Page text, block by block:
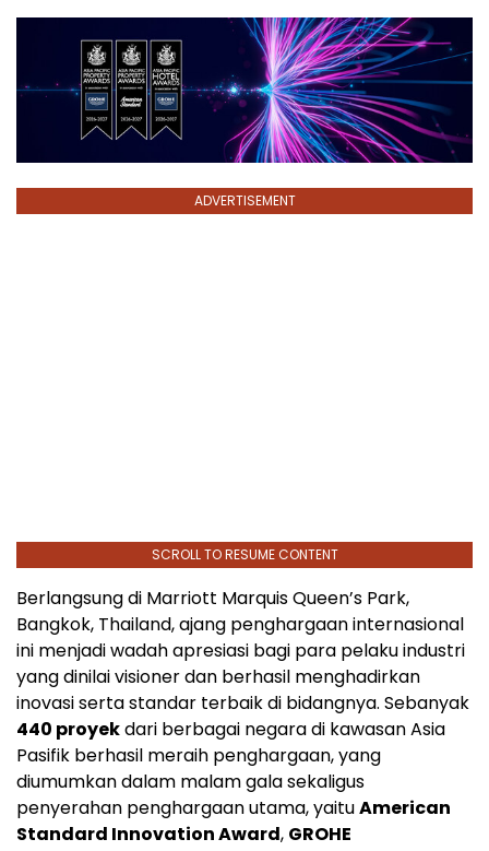
ADVERTISEMENT
SCROLL TO RESUME CONTENT
Berlangsung di Marriott Marquis Queen’s Park,
Bangkok, Thailand, ajang penghargaan internasional
ini menjadi wadah apresiasi bagi para pelaku industri
yang dinilai visioner dan berhasil menghadirkan
inovasi serta standar terbaik di bidangnya. Sebanyak
440 proyekdari berbagai negara di kawasan Asia
Pasifik berhasil meraih penghargaan, yang
diumumkan dalam malam gala sekaligus
penyerahan penghargaan utama, yaituAmerican
Standard Innovation Award, GROHE